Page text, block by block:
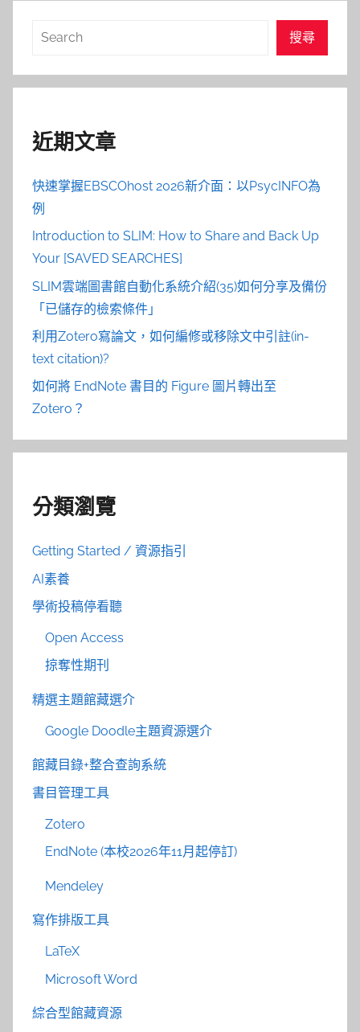
搜
搜尋
近期文章
快速掌握EBSCOhost 2026新介面：以PsycINFO為
例
Introduction to SLIM: How to Share and Back Up
Your [SAVED SEARCHES]
SLIM雲端圖書館自動化系統介紹(35)如何分享及備份
「已儲存的檢索條件」
利用Zotero寫論文，如何編修或移除文中引註(in-
text citation)?
如何將 EndNote 書目的 Figure 圖片轉出至
Zotero？
分類瀏覽
Getting Started / 資源指引
AI素養
學術投稿停看聽
Open Access
掠奪性期刊
精選主題館藏選介
Google Doodle主題資源選介
館藏目錄+整合查詢系統
書目管理工具
Zotero
EndNote (本校2026年11月起停訂)
Mendeley
寫作排版工具
LaTeX
Microsoft Word
綜合型館藏資源